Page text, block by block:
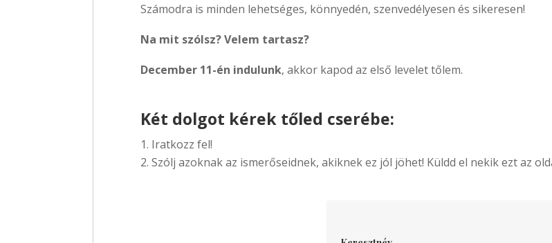
Számodra is minden lehetséges, könnyedén, szenvedélyesen és sikeresen!
Na mit szólsz? Velem tartasz?
December 11-én indulunk, akkor kapod az első levelet tőlem.
Két dolgot kérek tőled cserébe:
Iratkozz fel!
Szólj azoknak az ismerőseidnek, akiknek ez jól jöhet! Küldd el nekik ezt az